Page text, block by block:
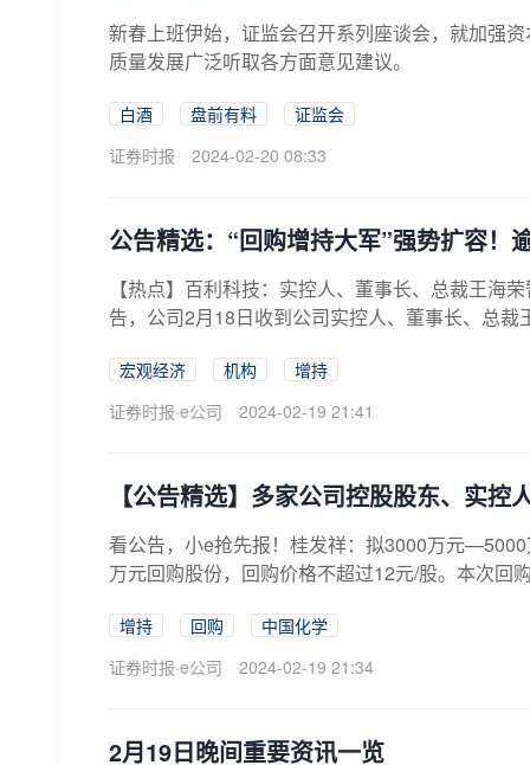
新春上班伊始，证监会召开系列座谈会，就加强
质量发展广泛听取各方面意见建议。
白酒 盘前有料
证监会
证券时报
2024-02-20 08:33
公告精选：“回购增持大军”强势扩容！
【热点】百利科技：实控人、董事长、总裁王海
告，公司2月18日收到公司实控人、董事长、总
宏观经济 机构
增持
证券时报·e公司
2024-02-19 21:41
【公告精选】多家公司控股股东、实控
看公告，小e抢先报！桂发祥：拟3000万元
万元回购股份，回购价格不超过12元/股。本次回
增持 回购
中国化学
证券时报·e公司
2024-02-19 21:34
2月19日晚间重要资讯一览